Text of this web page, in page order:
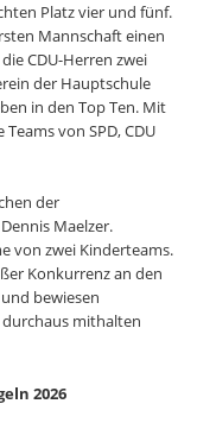
Platz vier und fünf.
Mannschaft einen
CDU-Herren zwei
der Hauptschule
in den Top Ten. Mit
von SPD, CDU
der
Maelzer.
von zwei Kinderteams.
Konkurrenz an den
bewiesen
durchaus mithalten
2026